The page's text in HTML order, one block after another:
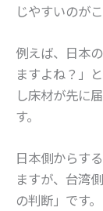
じやすいのが
例えば、日本
ますよね？」
し床材が先に
す。
日本側からす
ますが、台湾
の判断」です。